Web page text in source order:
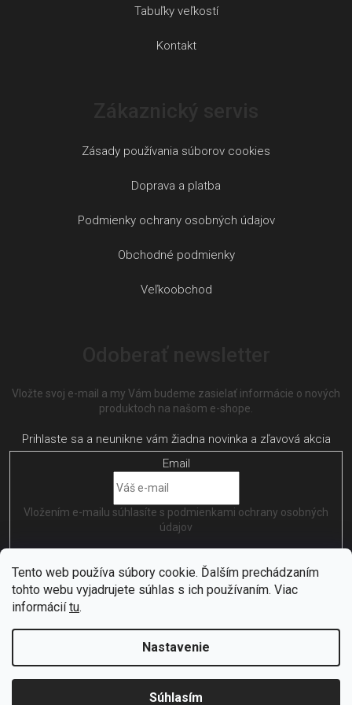
Tento web používa súbory cookie. Ďalším prechádzaním
tohto webu vyjadrujete súhlas s ich používaním. Viac
informáciítu.
Nastavenie
Súhlasím
Tabuľky veľkostí
Kontakt
Zásady používania súborov cookies
Doprava a platba
Podmienky ochrany osobných údajov
Obchodné podmienky
Veľkoobchod
Vložte svoj e-mail a my Vám budeme zasielať informácie o nových
produktoch na našom e-shope.
Email
Vložením e-mailu súhlasíte s podmienkami ochrany osobných
údajov
PRIHLÁSIŤ SA